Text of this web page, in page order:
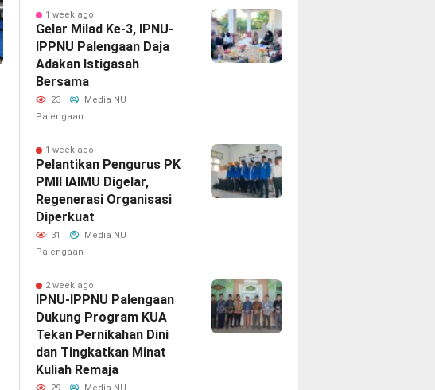
1 week ago
‎Gelar Milad Ke-3, IPNU-
IPPNU Palengaan Daja
Adakan Istigasah
Bersama
23
Media NU
Palengaan
1 week ago
Pelantikan Pengurus PK
PMII IAIMU Digelar,
Regenerasi Organisasi
Diperkuat
31
Media NU
Palengaan
2 week ago
IPNU-IPPNU Palengaan
Dukung Program KUA
Tekan Pernikahan Dini
dan Tingkatkan Minat
Kuliah Remaja